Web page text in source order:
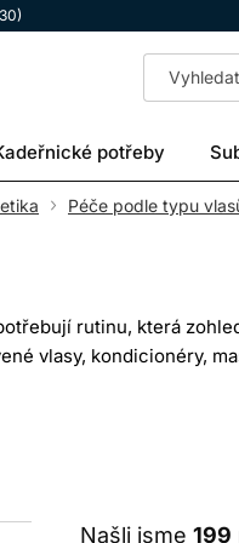
potřeby
Péče podle typu
rutinu, která
vlasy, kondicionéry,
snižuje tření, maska
Našli jsme 199